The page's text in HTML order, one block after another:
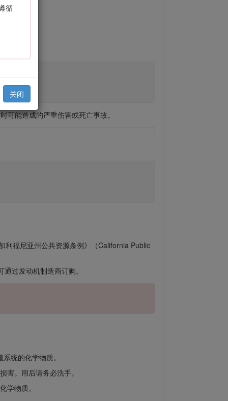
循
关闭
可能造成的严重伤害或死亡事故。
利福尼亚州公共资源条例》（California Public
过发动机制造商订购。
统的化学物质。
害。用后请务必洗手。
学物质。